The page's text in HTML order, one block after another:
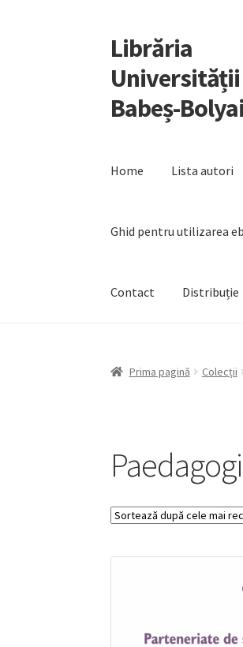
Sari
la
navigare
Sari
la
conținut
Librăria
Universității
Babeș-
Home Lista autori
Ghid pentru utilizarea
Contact Distribuție
Prima pagină Colecții